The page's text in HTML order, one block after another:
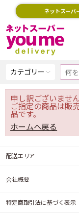
ネットスーパ
カテゴリー
申し訳ございません
ご指定の商品は販
品です。
ホームへ戻る
配送エリア
会社概要
特定商取引法に基づく表示